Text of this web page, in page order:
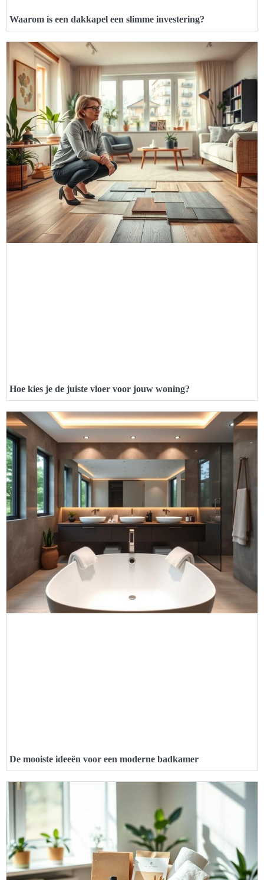
Waarom is een dakkapel een slimme investering?
Hoe kies je de juiste vloer voor jouw woning?
De mooiste ideeën voor een moderne badkamer